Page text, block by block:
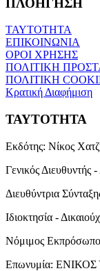
ΤΑΥΤΟΤΗΤΑ
ΕΠΙΚΟΙΝΩΝΙΑ
ΟΡΟΙ ΧΡΗΣΗΣ
ΠΟΛΙΤΙΚΗ
ΠΟΛΙΤΙΚΗ
Κρατική Διαφήμιση
ΤΑΥΤΟΤΗΤΑ
Εκδότης: Νίκος
Γενικός Διευθυντής -
Διευθύντρια
Ιδιοκτησία -
Νόμιμος
Επωνυμία: ΕΝΙΚΟΣ